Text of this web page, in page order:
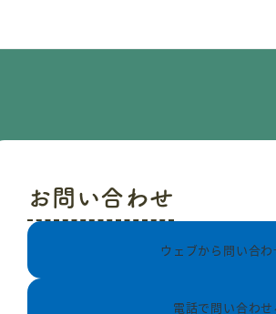
お問い合わせ
ウェブから問い合わ
電話で問い合わせ